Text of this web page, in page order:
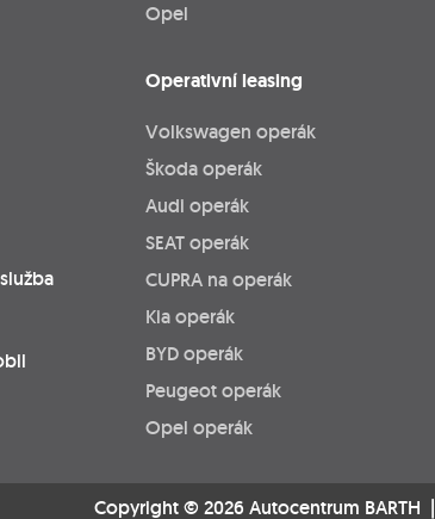
Opel
Operativní leasing
Volkswagen operák
Škoda operák
Audi operák
SEAT operák
CUPRA na operák
Kia operák
BYD operák
Peugeot operák
Opel operák
Copyright © 2026 Autocentrum BARTH |